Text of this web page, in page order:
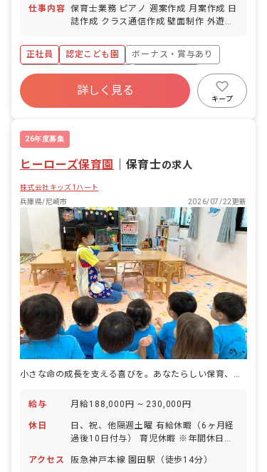
仕事内容 保育士業務 ピアノ 週案作成 月案作成 日
誌作成 クラス通信作成 壁面制作 外遊び
■園庭有無：あり
正社員 認定こども園
ボーナス・賞与あり
寮・住宅・家賃補助あり
社会保険完備
福利厚生充実
退職金制度
詳しく見る
キープ
26年度募集
ヒーローズ保育園 保育士の求人
株式会社キッズ1ハート
兵庫県/尼崎市
2026/07/22更新
小さな命の成長を支える喜びを。あなたらしい保育、ここで見つけませんか？
給与 月給188,000円 ~ 230,000円
休日
日、祝、他隔週土曜 有給休暇（6ヶ月経
過後10日付与） 育児休暇 ※年間休日
アクセス
阪急神戸本線 園田駅（徒歩14分）